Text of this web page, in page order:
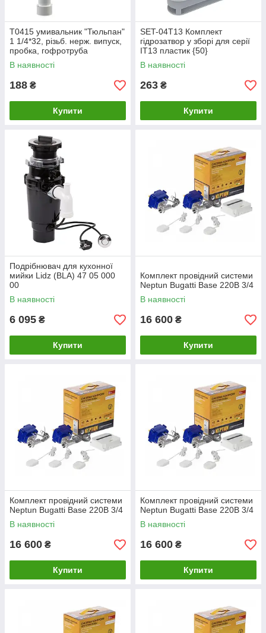
Т0415 умивальник "Тюльпан"
1 1/4*32, різьб. нерж. випуск,
пробка, гофротруба
32*32/40/50{30}
В наявності
188 ₴
Купити
SET-04T13 Комплект
гідрозатвор у зборі для серії
IT13 пластик {50}
В наявності
263 ₴
Купити
Подрібнювач для кухонної
мийки Lidz (BLA) 47 05 000
00
В наявності
6 095 ₴
Купити
Комплект провідний системи
Neptun Bugatti Base 220B 3/4
В наявності
16 600 ₴
Купити
Комплект провідний системи
Neptun Bugatti Base 220B 3/4
В наявності
16 600 ₴
Купити
Комплект провідний системи
Neptun Bugatti Base 220B 3/4
В наявності
16 600 ₴
Купити